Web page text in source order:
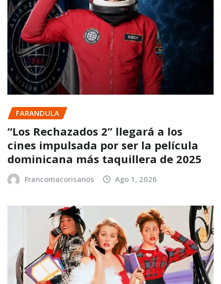
FARANDULA
“Los Rechazados 2” llegará a los
cines impulsada por ser la película
dominicana más taquillera de 2025
Francomacorisanos Ago 1, 2026